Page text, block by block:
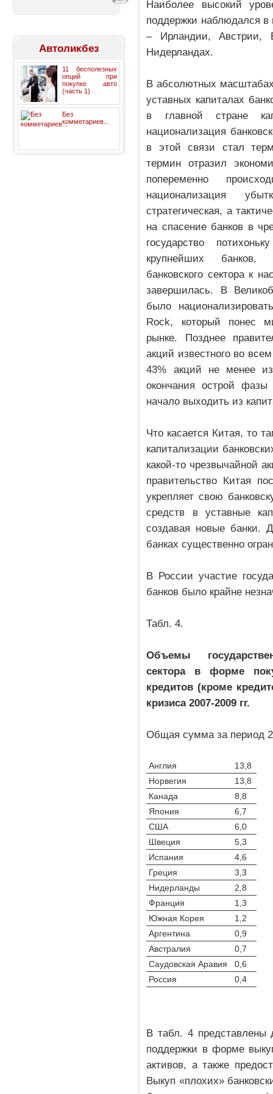
Автоликбез
11 бесполезных
опций при
покупке авто
(часть 1)
Без
комметариев...
Наиболее высокий
поддержки наблюдался в
– Ирландии, Австрии,
Нидерландах.
В абсолютных
уставных капиталах
в главной стране
национализация
в этой связи стал
термин отразил
попеременно
национализация
стратегическая, а
на спасение банков в
государство
крупнейших банков,
банковского сектора к
завершилась. В
было
Rock, который понес
рынке. Позднее
акций известного во
43% акций не менее
окончания острой фазы
начало выходить из
Что касается Китая, то
капитализации
какой-то чрезвычайной
правительство Китая
укрепляет свою
средств в уставные
создавая новые банки.
банках существенно
В России участие
банков было крайне
Табл. 4.
Объемы
сектора в форме
кредитов (кроме
кризиса 2007-2009 гг.
Общая сумма за период
Англия
13,8
Норвегия
13,8
Канада
8,8
Япония
6,7
США
6,0
Швеция
5,3
Испания
4,6
Греция
3,3
Нидерланды
2,8
Франция
1,3
Южная Корея
1,2
Аргентина
0,9
Австралия
0,7
Саудовская Аравия
0,6
Россия
0,4
В табл. 4 представлены
поддержки в форме
активов, а также
Выкуп «плохих»